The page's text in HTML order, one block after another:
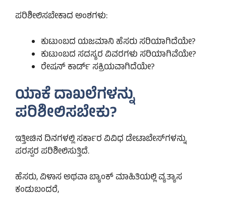
ಪರಿಶೀಲಿಸಬೇಕಾದ ಅಂಶಗಳು:
ಕುಟುಂಬದ ಯಜಮಾನಿ ಹೆಸರು ಸರಿಯಾಗಿದೆಯೇ?
ಕುಟುಂಬದ ಸದಸ್ಯರ ವಿವರಗಳು ಸರಿಯಾಗಿವೆಯೇ?
ರೇಷನ್ ಕಾರ್ಡ್ ಸಕ್ರಿಯವಾಗಿದೆಯೇ?
ಯಾಕೆ ದಾಖಲೆಗಳನ್ನು
ಪರಿಶೀಲಿಸಬೇಕು?
ಇತ್ತೀಚಿನ ದಿನಗಳಲ್ಲಿ ಸರ್ಕಾರ ವಿವಿಧ ಡೇಟಾಬೇಸ್‌ಗಳನ್ನು
ಪರಸ್ಪರ ಪರಿಶೀಲಿಸುತ್ತಿದೆ.
ಹೆಸರು, ವಿಳಾಸ ಅಥವಾ ಬ್ಯಾಂಕ್ ಮಾಹಿತಿಯಲ್ಲಿ ವ್ಯತ್ಯಾಸ
ಕಂಡುಬಂದರೆ,